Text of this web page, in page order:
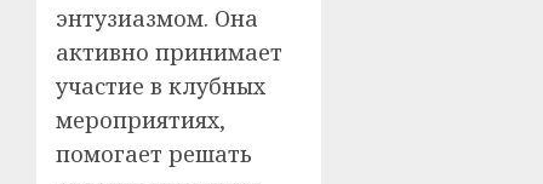
энтузиазмом. Она
активно принимает
участие в клубных
мероприятиях,
помогает решать